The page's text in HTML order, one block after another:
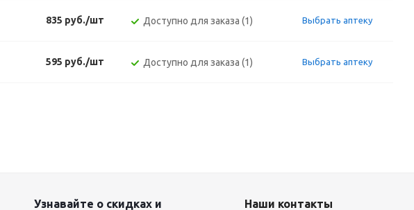
835 руб./шт Доступно для заказа (1) Выбрать аптеку
595 руб./шт Доступно для заказа (1) Выбрать аптеку
Узнавайте о скидках и Наши контакты